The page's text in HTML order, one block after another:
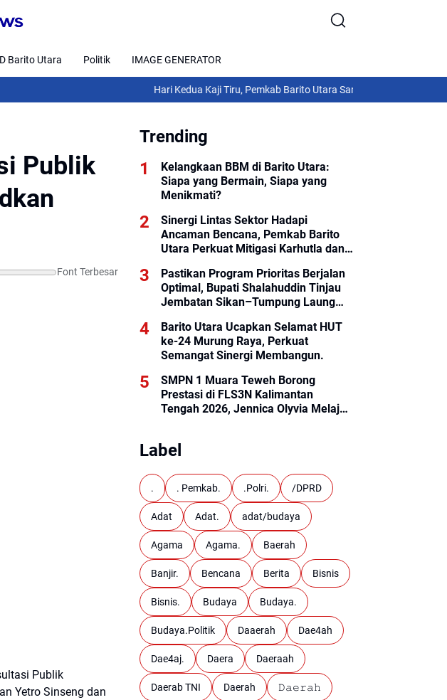
Barito Utara Politik IMAGE GENERATOR
Hari Kedua Kaji Tiru, Pemkab Barito Utara Sambangi Pemkab Gunung Kidul
Publik
Font Terbesar
Publik
Yetro Sinseng dan
Trending
Kelangkaan BBM di Barito Utara:
Siapa yang Bermain, Siapa yang
Menikmati?
Sinergi Lintas Sektor Hadapi
Ancaman Bencana, Pemkab Barito
Utara Perkuat Mitigasi Karhutla dan
Pastikan Program Prioritas Berjalan
Optimal, Bupati Shalahuddin Tinjau
Jembatan Sikan–Tumpung Laung
Barito Utara Ucapkan Selamat HUT
ke-24 Murung Raya, Perkuat
Semangat Sinergi Membangun.
SMPN 1 Muara Teweh Borong
Prestasi di FLS3N Kalimantan
Tengah 2026, Jennica Olyvia Melaju
Label
. . Pemkab. .Polri. /DPRD
Adat Adat. adat/budaya
Agama Agama. Baerah
Banjir. Bencana Berita Bisnis
Bisnis. Budaya Budaya.
Budaya.Politik Daaerah Dae4ah
Dae4aj. Daera Daeraah
Daerab TNI Daerah 𝙳𝚊𝚎𝚛𝚊𝚑